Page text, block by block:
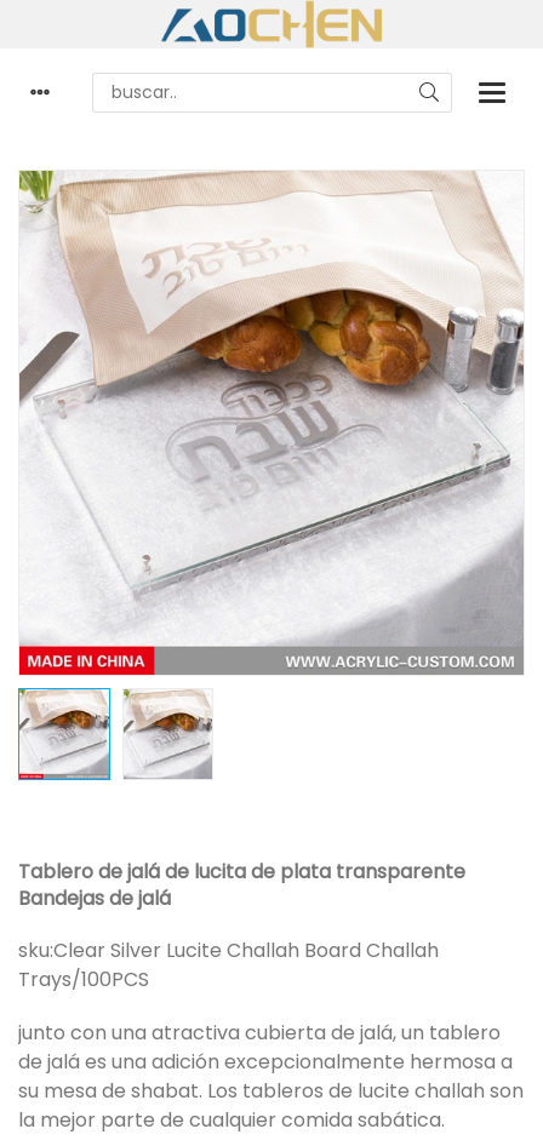
Tablero de jalá de lucita de plata transparente
Bandejas de jalá
sku:Clear Silver Lucite Challah Board Challah
Trays/100PCS
junto con una atractiva cubierta de jalá, un tablero
de jalá es una adición excepcionalmente hermosa a
su mesa de shabat. Los tableros de lucite challah son
la mejor parte de cualquier comida sabática.